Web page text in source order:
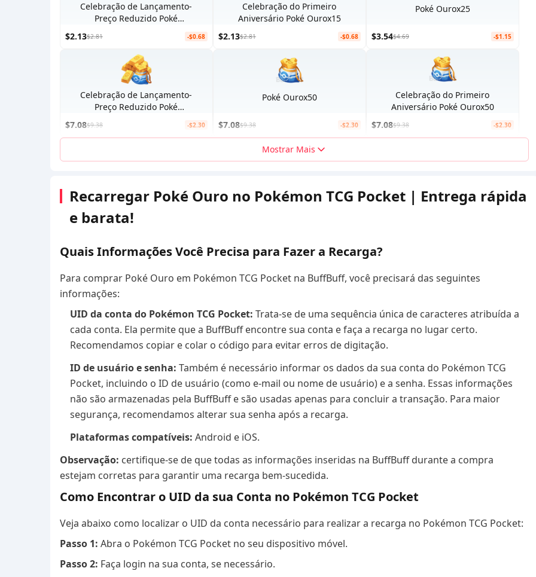
Celebração de Lançamento-
Preço Reduzido Poké
$2.13$2.81 -$0.68
Celebração do Primeiro
Aniversário Poké Ourox15
$2.13$2.81 -$0.68
Poké Ourox25
$3.54$4.69 -$1.15
Celebração de Lançamento-
Preço Reduzido Poké
$7.08$9.38 -$2.30
Poké Ourox50
$7.08$9.38 -$2.30
Celebração do Primeiro
Aniversário Poké Ourox50
$7.08$9.38 -$2.30
Mostrar Mais
Recarregar Poké Ouro no Pokémon TCG Pocket | Entrega rápida
e barata!
Quais Informações Você Precisa para Fazer a Recarga?
Para comprar Poké Ouro em Pokémon TCG Pocket na BuffBuff, você precisará das seguintes
informações:
UID da conta do Pokémon TCG Pocket: Trata-se de uma sequência única de caracteres atribuída a
cada conta. Ela permite que a BuffBuff encontre sua conta e faça a recarga no lugar certo.
Recomendamos copiar e colar o código para evitar erros de digitação.
ID de usuário e senha: Também é necessário informar os dados da sua conta do Pokémon TCG
Pocket, incluindo o ID de usuário (como e-mail ou nome de usuário) e a senha. Essas informações
não são armazenadas pela BuffBuff e são usadas apenas para concluir a transação. Para maior
segurança, recomendamos alterar sua senha após a recarga.
Plataformas compatíveis: Android e iOS.
Observação: certifique-se de que todas as informações inseridas na BuffBuff durante a compra
estejam corretas para garantir uma recarga bem-sucedida.
Como Encontrar o UID da sua Conta no Pokémon TCG Pocket
Veja abaixo como localizar o UID da conta necessário para realizar a recarga no Pokémon TCG Pocket:
Passo 1: Abra o Pokémon TCG Pocket no seu dispositivo móvel.
Passo 2: Faça login na sua conta, se necessário.